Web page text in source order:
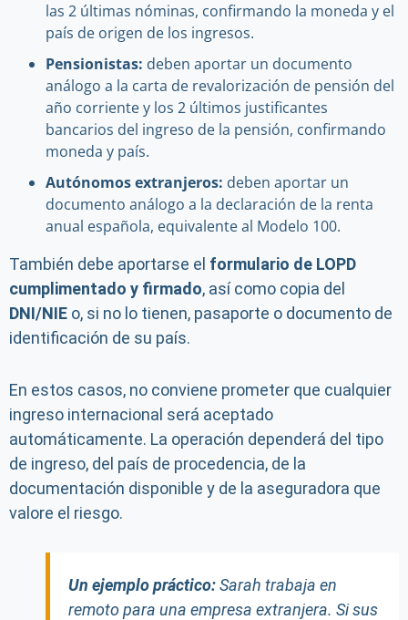
las 2 últimas nóminas, confirmando la moneda y el
país de origen de los ingresos.
Pensionistas: deben aportar un documento
análogo a la carta de revalorización de pensión del
año corriente y los 2 últimos justificantes
bancarios del ingreso de la pensión, confirmando
moneda y país.
Autónomos extranjeros: deben aportar un
documento análogo a la declaración de la renta
anual española, equivalente al Modelo 100.
También debe aportarse el formulario de LOPD
cumplimentado y firmado, así como copia del
DNI/NIE o, si no lo tienen, pasaporte o documento de
identificación de su país.
En estos casos, no conviene prometer que cualquier
ingreso internacional será aceptado
automáticamente. La operación dependerá del tipo
de ingreso, del país de procedencia, de la
documentación disponible y de la aseguradora que
valore el riesgo.
Un ejemplo práctico:Sarah trabaja en
remoto para una empresa extranjera. Si sus